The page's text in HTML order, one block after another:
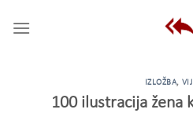
IZLOŽBA,
100 ilustracija žena